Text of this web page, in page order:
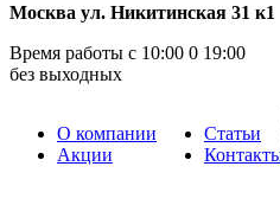
Москва ул. Никитинская 31 к1
Время работы с 10:00 0 19:00
без выходных
О компании
Акции
Статьи